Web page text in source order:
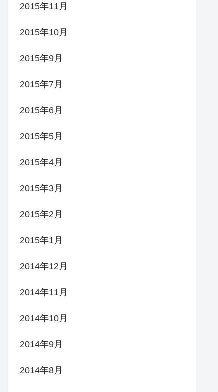
2015年11月
2015年10月
2015年9月
2015年7月
2015年6月
2015年5月
2015年4月
2015年3月
2015年2月
2015年1月
2014年12月
2014年11月
2014年10月
2014年9月
2014年8月